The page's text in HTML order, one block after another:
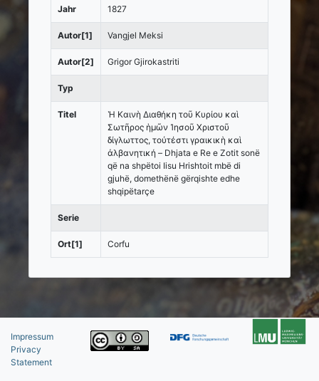
Jahr 1827
Autor[1] Vangjel Meksi
Autor[2] Grigor Gjirokastriti
Typ
Titel
Ἡ Καινὴ Διαθήκη τοῦ Κυρίου καὶ
Σωτῆρος ἡμῶν Ἰησοῦ Χριστοῦ
δίγλωττος, τοὐτέστι γραικικὴ καὶ
ἀλβανητική – Dhjata e Re e Zotit sonë
që na shpëtoi Iisu Hrishtoit mbë di
gjuhë, domethënë gërqishte edhe
shqipëtarçe
Serie
Ort[1] Corfu
Impressum
Privacy
Statement